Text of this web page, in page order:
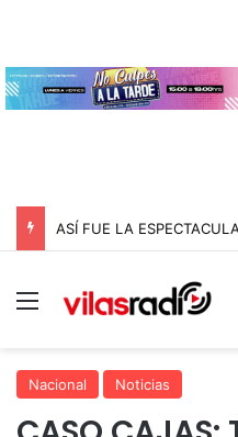
Menú
Nacional Noticias